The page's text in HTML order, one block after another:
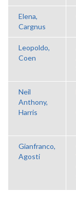
Elena,
Cargnus
Leopoldo,
Coen
Neil
Anthony,
Harris
Gianfranco,
Agosti